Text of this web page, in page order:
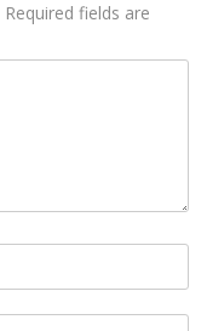
Required fields are